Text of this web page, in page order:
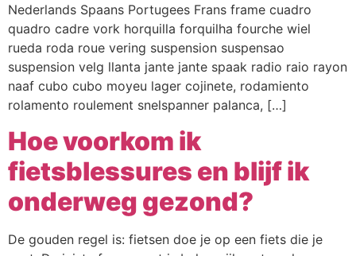
Nederlands Spaans Portugees Frans frame cuadro
quadro cadre vork horquilla forquilha fourche wiel
rueda roda roue vering suspension suspensao
suspension velg llanta jante jante spaak radio raio rayon
naaf cubo cubo moyeu lager cojinete, rodamiento
rolamento roulement snelspanner palanca, […]
Hoe voorkom ik
fietsblessures en blijf ik
onderweg gezond?
De gouden regel is: fietsen doe je op een fiets die je